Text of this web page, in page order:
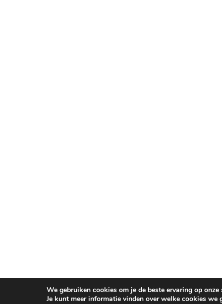
We gebruiken cookies om je de beste ervaring op onze
Je kunt meer informatie vinden over welke cookies